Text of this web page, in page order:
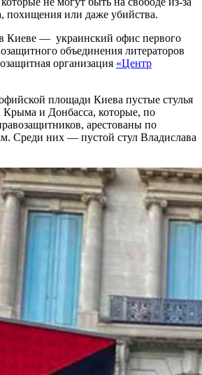
похищения или даже убийства.
Киеве — украинский офис первого
объединения литераторов
организация «Центр
площади Киева пустые стулья
и Донбасса, которые, по
арестованы по
Среди них — пустой стул Владислава